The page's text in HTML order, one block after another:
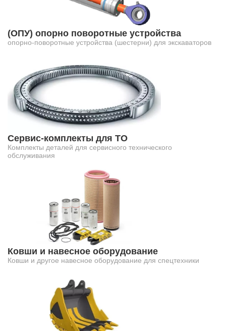
(ОПУ) опорно поворотные устройства
опорно-поворотные устройства (шестерни) для экскаваторов
Сервис-комплекты для ТО
Комплекты деталей для сервисного технического
обслуживания
Ковши и навесное оборудование
Ковши и другое навесное оборудование для спецтехники